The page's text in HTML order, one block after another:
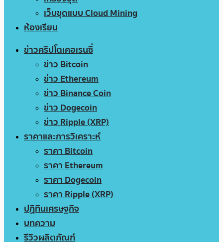
เว็บขุดแบบ Cloud Mining
ห้องเรียน
ข่าวคริปโตเคอเรนซี่
ข่าว Bitcoin
ข่าว Ethereum
ข่าว Binance Coin
ข่าว Dogecoin
ข่าว Ripple (XRP)
ราคาและการวิเคราะห์
ราคา Bitcoin
ราคา Ethereum
ราคา Dogecoin
ราคา Ripple (XRP)
ปฏิทินเศรษฐกิจ
บทความ
รีวิวผลิตภัณฑ์